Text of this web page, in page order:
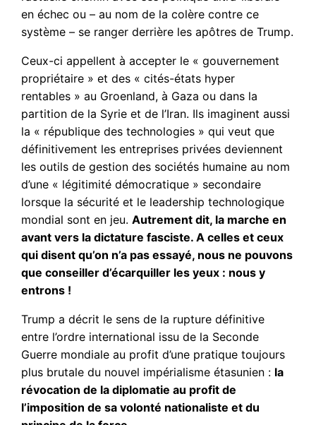
en échec ou – au nom de la colère contre ce
système – se ranger derrière les apôtres de Trump.
Ceux-ci appellent à accepter le « gouvernement
propriétaire » et des « cités-états hyper
rentables » au Groenland, à Gaza ou dans la
partition de la Syrie et de l’Iran. Ils imaginent aussi
la « république des technologies » qui veut que
définitivement les entreprises privées deviennent
les outils de gestion des sociétés humaine au nom
d’une « légitimité démocratique » secondaire
lorsque la sécurité et le leadership technologique
mondial sont en jeu.Autrement dit, la marche en
avant vers la dictature fasciste. A celles et ceux
qui disent qu’on n’a pas essayé, nous ne pouvons
que conseiller d’écarquiller les yeux : nous y
entrons !
Trump a décrit le sens de la rupture définitive
entre l’ordre international issu de la Seconde
Guerre mondiale au profit d’une pratique toujours
plus brutale du nouvel impérialisme étasunien : la
révocation de la diplomatie au profit de
l’imposition de sa volonté nationaliste et du